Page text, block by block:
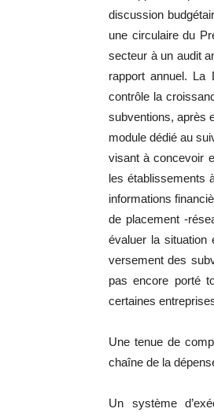
discussion
une circulaire du
secteur à un audit
rapport annuel.
contrôle la
subventions, après
module dédié au
visant à concevoir
les établissements
informations
de placement -
évaluer la situation
versement des
pas encore porté
certaines
Une tenue de
chaîne de la
Un système